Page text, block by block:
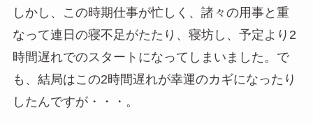
しかし、この時期仕事が忙しく、諸々の用事と重
なって連日の寝不足がたたり、寝坊し、予定より2
時間遅れでのスタートになってしまいました。で
も、結局はこの2時間遅れが幸運のカギになったり
したんですが・・・。